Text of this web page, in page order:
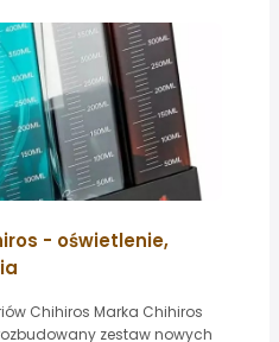
- oświetlenie,
Chihiros Marka Chihiros
zestaw nowych